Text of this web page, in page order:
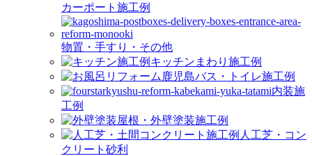
カーポート施工例
物置・手すり・その他
キッチンまわり施工例
バス・トイレ施工例
内装施
工例
屋根・外壁塗装施工例
人工芝・コン
クリート砂利